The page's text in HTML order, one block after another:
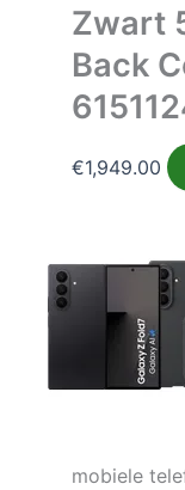
Zwart
Back
€1,949.00
mobiele